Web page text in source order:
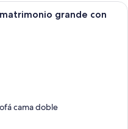
cama bien hecha con un libro y
grande con
cama doble